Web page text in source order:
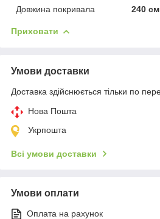
Довжина покривала
240 см
Приховати
Умови доставки
Доставка здійснюється тільки по
Нова Пошта
Укрпошта
Всі умови доставки
Умови оплати
Оплата на рахунок